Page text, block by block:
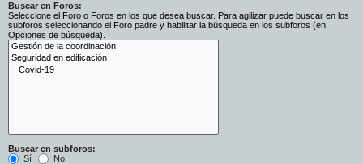
Buscar en Foros:
Seleccione el Foro o Foros en los que desea buscar. Para agilizar puede buscar en los
subforos seleccionando el Foro padre y habilitar la búsqueda en los subforos (en
Opciones de búsqueda).
Buscar en subforos:
Sí
No